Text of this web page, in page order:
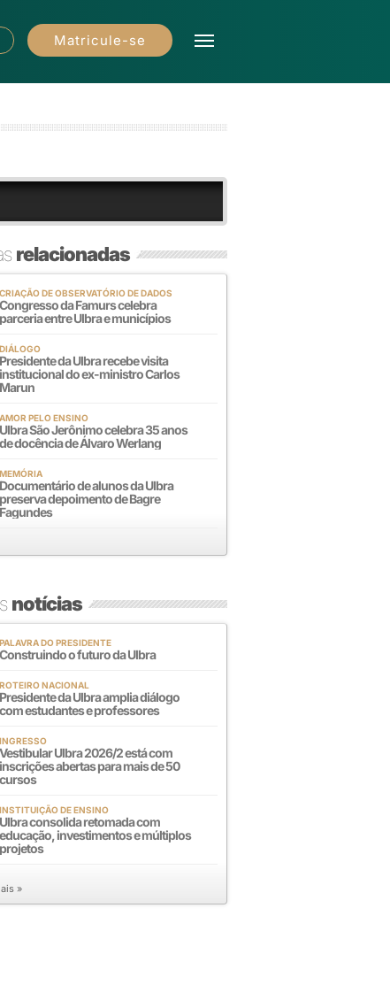
Matricule-se
relacionadas
CRIAÇÃO DE OBSERVATÓRIO DE DADOS
Congresso da Famurs celebra
parceria entre Ulbra e municípios
DIÁLOGO
Presidente da Ulbra recebe visita
institucional do ex-ministro Carlos
Marun
AMOR PELO ENSINO
Ulbra São Jerônimo celebra 35 anos
de docência de Álvaro Werlang
MEMÓRIA
Documentário de alunos da Ulbra
preserva depoimento de Bagre
Fagundes
notícias
PALAVRA DO PRESIDENTE
Construindo o futuro da Ulbra
ROTEIRO NACIONAL
Presidente da Ulbra amplia diálogo
com estudantes e professores
INGRESSO
Vestibular Ulbra 2026/2 está com
inscrições abertas para mais de 50
cursos
INSTITUIÇÃO DE ENSINO
Ulbra consolida retomada com
educação, investimentos e múltiplos
projetos
»